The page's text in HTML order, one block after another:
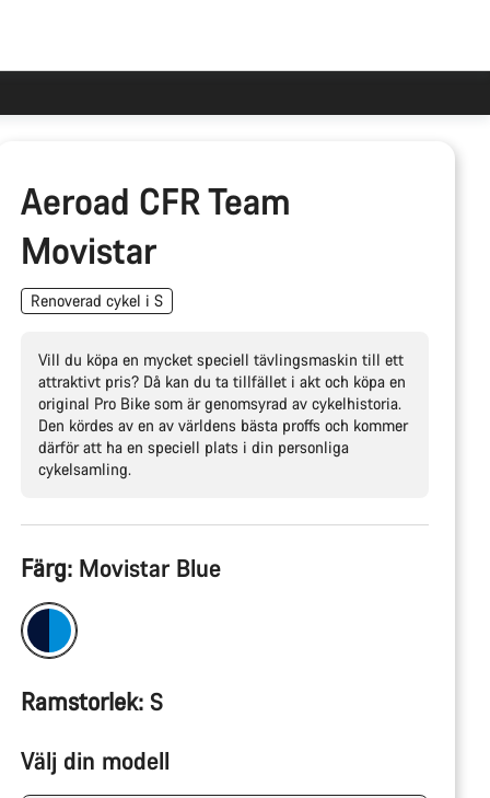
Aeroad CFR Team
Movistar
Renoverad cykel i S
Vill du köpa en mycket speciell tävlingsmaskin till ett
attraktivt pris? Då kan du ta tillfället i akt och köpa en
original Pro Bike som är genomsyrad av cykelhistoria.
Den kördes av en av världens bästa proffs och kommer
därför att ha en speciell plats i din personliga
cykelsamling.
Produktkonfiguration
Färg: Movistar Blue
Ramstorlek: S
Välj din modell